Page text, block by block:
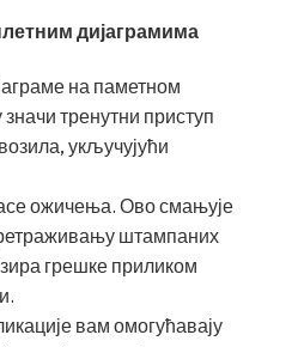
дијаграмима
на паметном
тренутни приступ
укључујући
ожичења. Ово смањује
штампаних
грешке приликом
вам омогућавају